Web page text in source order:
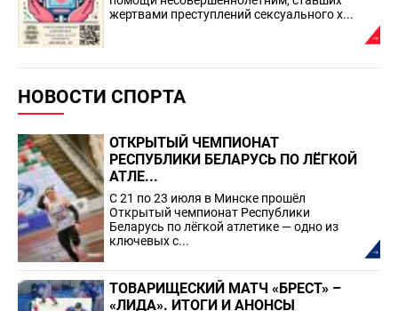
жертвами преступлений сексуального х...
НОВОСТИ СПОРТА
ОТКРЫТЫЙ ЧЕМПИОНАТ
РЕСПУБЛИКИ БЕЛАРУСЬ ПО ЛЁГКОЙ
АТЛЕ...
С 21 по 23 июля в Минске прошёл
Открытый чемпионат Республики
Беларусь по лёгкой атлетике — одно из
ключевых с...
ТОВАРИЩЕСКИЙ МАТЧ «БРЕСТ» –
«ЛИДА». ИТОГИ И АНОНСЫ